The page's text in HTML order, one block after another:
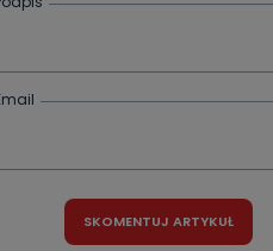
od
żądania